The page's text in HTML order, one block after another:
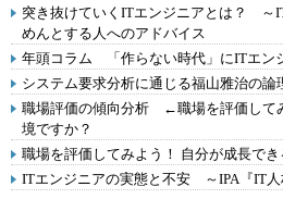
突き抜けていくITエンジニアとは？ ～
めんとする人へのアドバイス
年頭コラム 「作らない時代」にITエン
システム要求分析に通じる福山雅治の論
職場評価の傾向分析 ←職場を評価して
境ですか？
職場を評価してみよう！ 自分が成長でき
ITエンジニアの実態と不安 ～IPA『IT人